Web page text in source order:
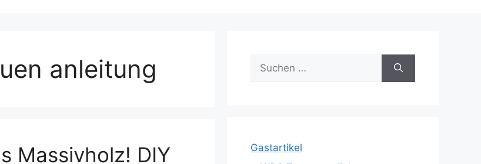
anleitung
Massivholz! DIY
Suche
nach:
Gastartikel